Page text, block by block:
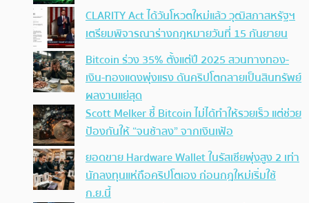
CLARITY Act ได้วันโหวตใหม่แล้ว วุฒิสภาสหรัฐฯ
เตรียมพิจารณาร่างกฎหมายวันที่ 15 กันยายน
Bitcoin ร่วง 35% ตั้งแต่ปี 2025 สวนทางทอง-
เงิน-ทองแดงพุ่งแรง ดันคริปโตกลายเป็นสินทรัพย์
ผลงานแย่สุด
Scott Melker ชี้ Bitcoin ไม่ได้ทำให้รวยเร็ว แต่ช่วย
ป้องกันให้ “จนช้าลง” จากเงินเฟ้อ
ยอดขาย Hardware Wallet ในรัสเซียพุ่งสูง 2 เท่า
นักลงทุนแห่ถือคริปโตเอง ก่อนกฎใหม่เริ่มใช้
ก.ย.นี้